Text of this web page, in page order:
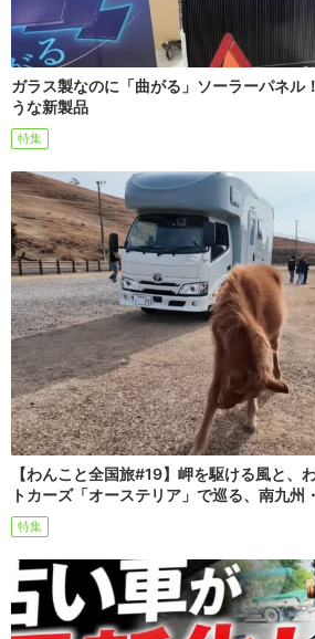
ガラス製なのに「曲がる」ソーラーパネル
うな新製品
特集
【わんこと全国旅#19】岬を駆ける風と、
トカーズ「オーステリア」で巡る、南九州
特集